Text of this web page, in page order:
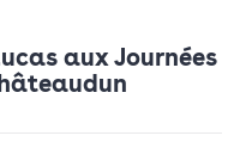
aux Journées